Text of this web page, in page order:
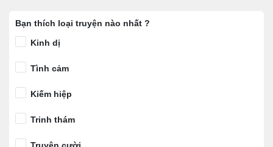
Bạn thích loại truyện nào nhất ?
Kinh dị
Tình cảm
Kiếm hiệp
Trinh thám
Truyện cười